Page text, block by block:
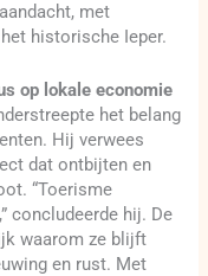
met
historische Ieper.
op lokale economie
het belang
Hij verwees
dat ontbijten en
“Toerisme
concludeerde hij. De
waarom ze blijft
en rust. Met